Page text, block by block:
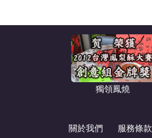
獨領鳳燒
關於我們 服務條款